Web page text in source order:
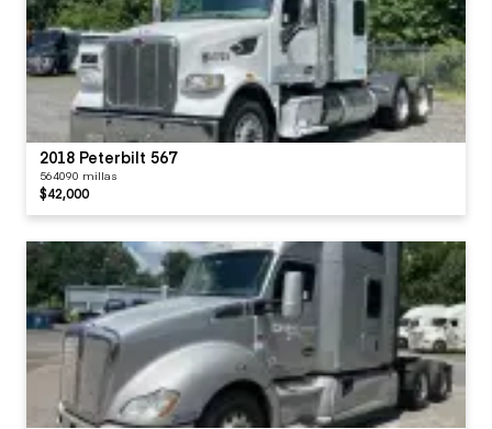
2018 Peterbilt 567
564090 millas
$42,000